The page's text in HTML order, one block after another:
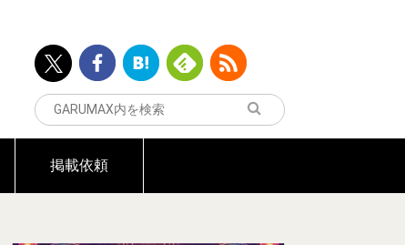
掲載依頼